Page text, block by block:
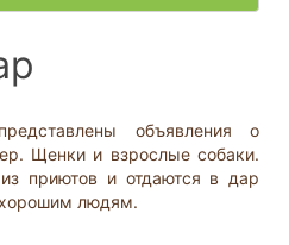
Крупный
объявления о
Щенки и взрослые собаки.
приютов и отдаются в дар
людям.